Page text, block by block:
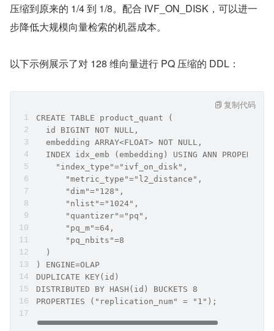
压缩到原来的 1/4 到 1/8。配合 IVF_ON_DISK，可以进一
步降低大规模向量检索的机器成本。
以下示例展示了对 128 维向量进行 PQ 压缩的 DDL：
CREATE TABLE product_quant (
  id BIGINT NOT NULL,
  embedding ARRAY<FLOAT> NOT NULL,
INDEX idx_emb (embedding) USING ANN PROPERTIES
    "index_type"="ivf_on_disk",
      "metric_type"="l2_distance",
      "dim"="128",
      "nlist"="1024",
      "quantizer"="pq",
      "pq_m"=64,
      "pq_nbits"=8
  )
) ENGINE=OLAP
DUPLICATE KEY(id)
DISTRIBUTED BY HASH(id) BUCKETS 8
PROPERTIES ("replication_num" = "1");
复制代码